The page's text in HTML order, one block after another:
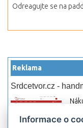
Odreagujte se na
Reklama
Srdcetvor.cz -
Informace o